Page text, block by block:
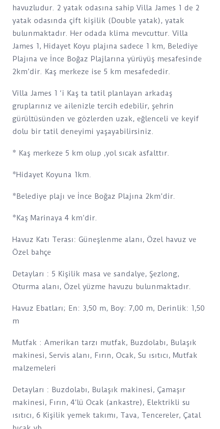
havuzludur. 2 yatak odasına sahip Villa James 1 de 2
yatak odasında çift kişilik (Double yatak), yatak
bulunmaktadır. Her odada klima mevcuttur. Villa
James 1, Hidayet Koyu plajına sadece 1 km, Belediye
Plajına ve İnce Boğaz Plajlarına yürüyüş mesafesinde
2km’dir. Kaş merkeze ise 5 km mesafededir.
Villa James 1 ‘i Kaş ta tatil planlayan arkadaş
gruplarınız ve ailenizle tercih edebilir, şehrin
gürültüsünden ve gözlerden uzak, eğlenceli ve keyif
dolu bir tatil deneyimi yaşayabilirsiniz.
* Kaş merkeze 5 km olup ,yol sıcak asfalttır.
*Hidayet Koyuna 1km.
*Belediye plajı ve İnce Boğaz Plajına 2km’dir.
*Kaş Marinaya 4 km’dir.
Havuz Katı Terası: Güneşlenme alanı, Özel havuz ve
Özel bahçe
Detayları : 5 Kişilik masa ve sandalye, Şezlong,
Oturma alanı, Özel yüzme havuzu bulunmaktadır.
Havuz Ebatları; En: 3,50 m, Boy: 7,00 m, Derinlik: 1,50
m
Mutfak : Amerikan tarzı mutfak, Buzdolabı, Bulaşık
makinesi, Servis alanı, Fırın, Ocak, Su ısıtıcı, Mutfak
malzemeleri
Detayları : Buzdolabı, Bulaşık makinesi, Çamaşır
makinesi, Fırın, 4’lü Ocak (ankastre), Elektrikli su
ısıtıcı, 6 Kişilik yemek takımı, Tava, Tencereler, Çatal